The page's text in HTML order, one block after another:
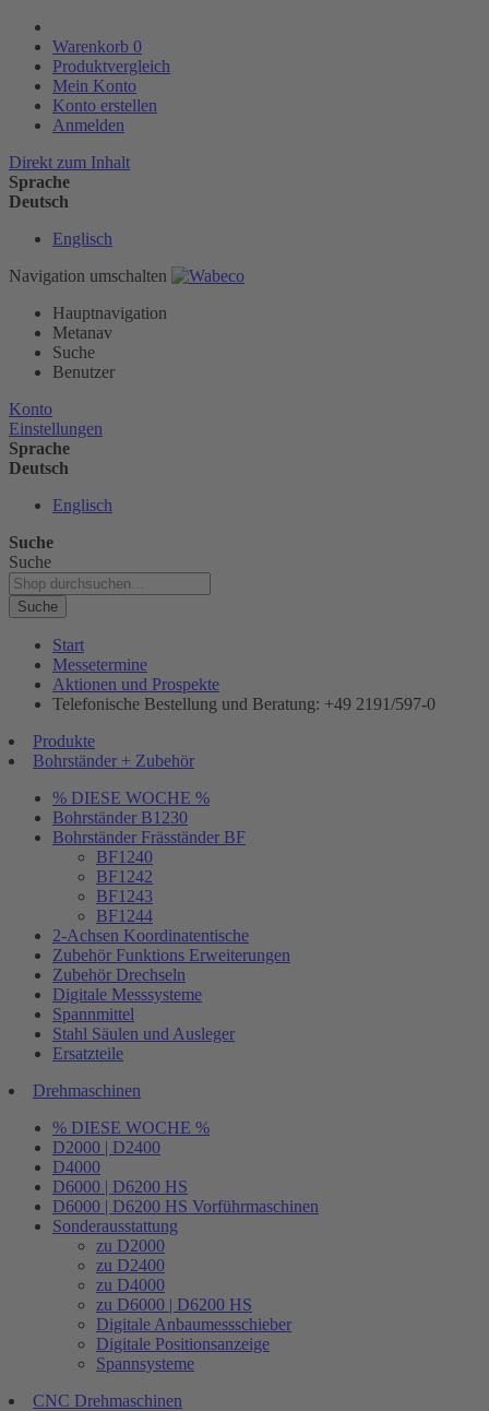
Warenkorb 0
Produktvergleich
Mein Konto
Konto erstellen
Anmelden
Direkt zum Inhalt
Sprache
Deutsch
Englisch
Navigation umschalten
Hauptnavigation
Metanav
Suche
Benutzer
Konto
Einstellungen
Sprache
Deutsch
Englisch
Suche
Suche
Suche
Start
Messetermine
Aktionen und Prospekte
Telefonische Bestellung und Beratung: +49 2191/597-0
Produkte
Bohrständer + Zubehör
% DIESE WOCHE %
Bohrständer B1230
Bohrständer Fräsständer BF
BF1240
BF1242
BF1243
BF1244
2-Achsen Koordinatentische
Zubehör Funktions Erweiterungen
Zubehör Drechseln
Digitale Messsysteme
Spannmittel
Stahl Säulen und Ausleger
Ersatzteile
Drehmaschinen
% DIESE WOCHE %
D2000 | D2400
D4000
D6000 | D6200 HS
D6000 | D6200 HS Vorführmaschinen
Sonderausstattung
zu D2000
zu D2400
zu D4000
zu D6000 | D6200 HS
Digitale Anbaumessschieber
Digitale Positionsanzeige
Spannsysteme
CNC Drehmaschinen